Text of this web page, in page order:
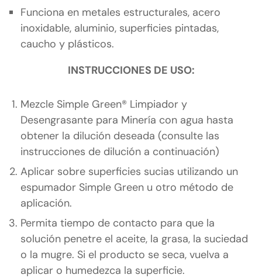
Funciona en metales estructurales, acero
inoxidable, aluminio, superficies pintadas,
caucho y plásticos.
INSTRUCCIONES DE USO:
Mezcle Simple Green® Limpiador y
Desengrasante para Minería con agua hasta
obtener la dilución deseada (consulte las
instrucciones de dilución a continuación)
Aplicar sobre superficies sucias utilizando un
espumador Simple Green u otro método de
aplicación.
Permita tiempo de contacto para que la
solución penetre el aceite, la grasa, la suciedad
o la mugre. Si el producto se seca, vuelva a
aplicar o humedezca la superficie.